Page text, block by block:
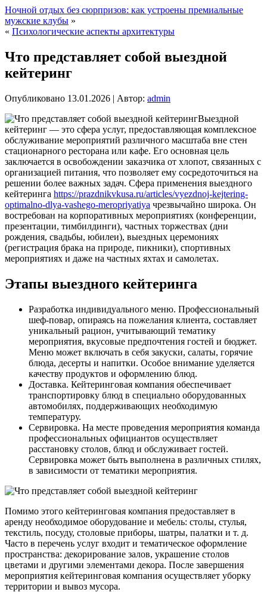
Ночной отдых без сюрпризов: как устроены премиальные
мужские клубы »
« Психологические аспекты архитектуры
Что представляет собой выездной
кейтеринг
Опубликовано 13.01.2026 | Автор: admin
Выездной
кейтеринг — это сфера услуг, предоставляющая комплексное
обслуживание мероприятий различного масштаба вне стен
стационарного ресторана или кафе. Его основная цель
заключается в освобождении заказчика от хлопот, связанных с
организацией питания, что позволяет ему сосредоточиться на
решении более важных задач. Сфера применения выездного
кейтеринга https://prazdnikvkusa.ru/articles/vyezdnoj-kejtering-
optimalno-dlya-vashego-meropriyatiya чрезвычайно широка. Он
востребован на корпоративных мероприятиях (конференции,
презентации, тимбилдинги), частных торжествах (дни
рождения, свадьбы, юбилеи), выездных церемониях
(регистрация брака на природе, пикники), спортивных
мероприятиях и даже на частных яхтах и самолетах.
Этапы выездного кейтеринга
Разработка индивидуального меню. Профессиональный
шеф-повар, опираясь на пожелания клиента, составляет
уникальный рацион, учитывающий тематику
мероприятия, вкусовые предпочтения гостей и бюджет.
Меню может включать в себя закуски, салаты, горячие
блюда, десерты и напитки. Особое внимание уделяется
качеству продуктов и оформлению блюд.
Доставка. Кейтеринговая компания обеспечивает
транспортировку блюд в специально оборудованных
автомобилях, поддерживающих необходимую
температуру.
Сервировка. На месте проведения мероприятия команда
профессиональных официантов осуществляет
расстановку столов, блюд и обслуживает гостей.
Сервировка может быть выполнена в различных стилях,
в зависимости от тематики мероприятия.
Помимо этого кейтеринговая компания предоставляет в
аренду необходимое оборудование и мебель: столы, стулья,
текстиль, посуду, столовые приборы, шатры, палатки и т. д.
Часто в перечень услуг входит и тематическое оформление
пространства: декорирование залов, украшение столов
цветами и другими элементами декора. После завершения
мероприятия кейтеринговая компания осуществляет уборку
территории и вывоз мусора.